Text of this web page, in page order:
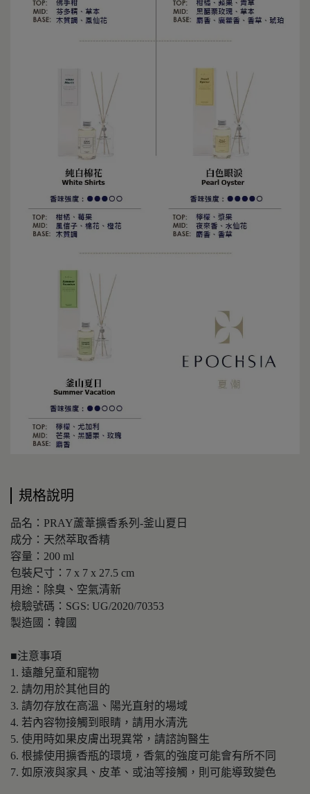
規格說明
品名：PRAY蘆葦擴香系列-釜山夏日
成分：天然萃取香精
容量：200 ml
包裝尺寸：7 x 7 x 27.5 cm
用途：除臭、空氣清新
檢驗號碼：SGS: UG/2020/70353
製造國：韓國
■注意事項
1. 遠離兒童和寵物
2. 請勿用於其他目的
3. 請勿存放在高溫、陽光直射的場域
4. 若內容物接觸到眼睛，請用水清洗
5. 使用時如果皮膚出現異常，請諮詢醫生
6. 根據使用擴香瓶的環境，香氣的強度可能會有所不同
7. 如原液與家具、皮革、或油等接觸，則可能導致變色